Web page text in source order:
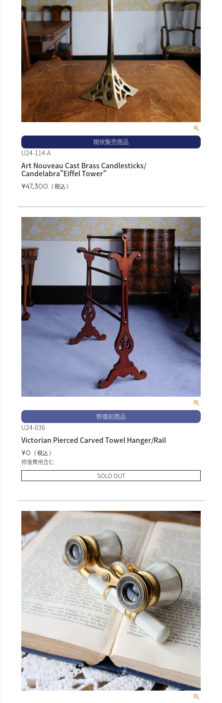
現状販売商品
U24-114-A
Art Nouveau Cast Brass Candlesticks/
Candelabra"Eiffel Tower"
¥47,300 税込
修復前商品
U24-036
Victorian Pierced Carved Towel Hanger/Rail
¥0
税込
修復費用含む
SOLD OUT